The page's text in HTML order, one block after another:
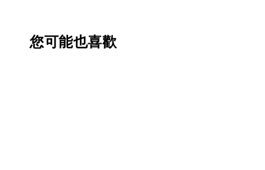
您可能也喜歡